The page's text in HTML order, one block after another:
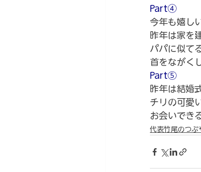
Part④
今年も嬉し
昨年は家を
パパに似て
首をながく
Part⑤
昨年は結婚
チリの可愛
お会いでき
代表竹尾のつぶ